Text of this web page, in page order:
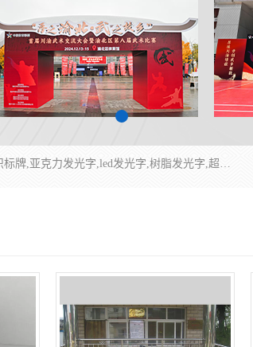
重庆润乔广告有限公司是一家集重庆广告制作,重庆标识标牌,亚克力发光字,led发光字,树脂发光字,超薄灯箱,拉布灯箱,吸塑灯箱,门头招牌,企业形象墙,写真喷绘,x展架,拉网展架,广告展架,条幅,锦旗设计,制作,施工,维护为一体的专业化广告公司.